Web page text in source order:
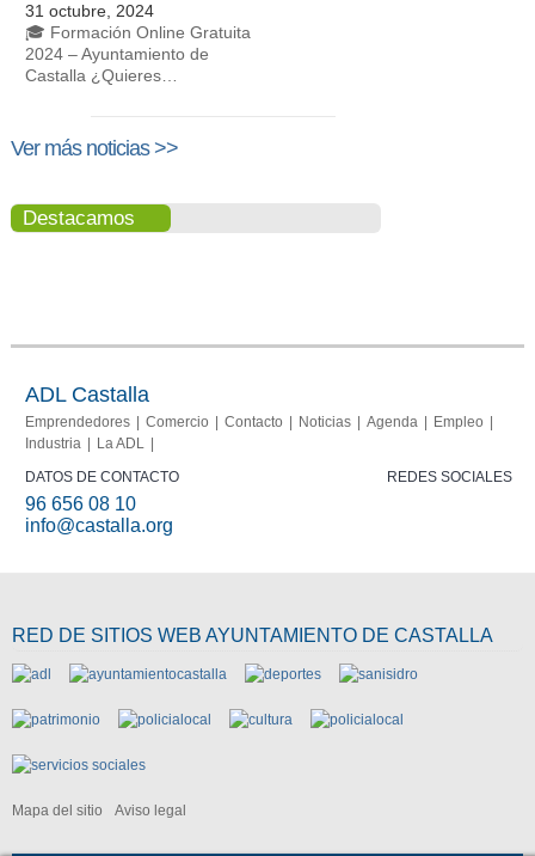
31 octubre, 2024
🎓 Formación Online Gratuita
2024 – Ayuntamiento de
Castalla ¿Quieres…
Ver más noticias >>
Destacamos
Memoria
Portal del
ADL Castalla
Emprendedores Comercio Contacto Noticias Agenda
Empleo
Industria
La ADL
DATOS DE CONTACTO
96 656 08 10
info@castalla.org
REDES SOCIALES
RED DE SITIOS WEB AYUNTAMIENTO DE CASTALLA
Mapa del sitio Aviso legal